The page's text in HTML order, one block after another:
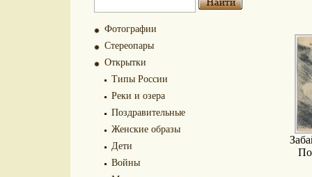
Фотографии
Стереопары
Открытки
Типы России
Реки и озера
Поздравительные
Женские образы
Дети
Войны